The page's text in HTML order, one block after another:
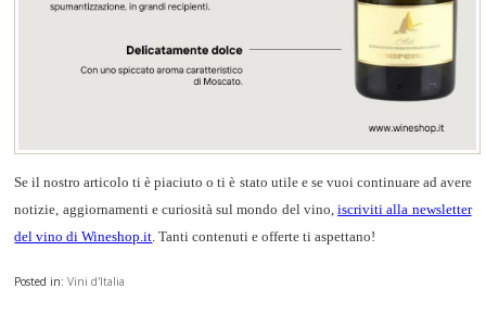
Se il nostro articolo ti è piaciuto o ti è stato utile e se vuoi continuare ad avere
notizie, aggiornamenti e curiosità sul mondo del vino,iscriviti alla newsletter
del vino di Wineshop.it. Tanti contenuti e offerte ti aspettano!
Posted in:Vini d'Italia